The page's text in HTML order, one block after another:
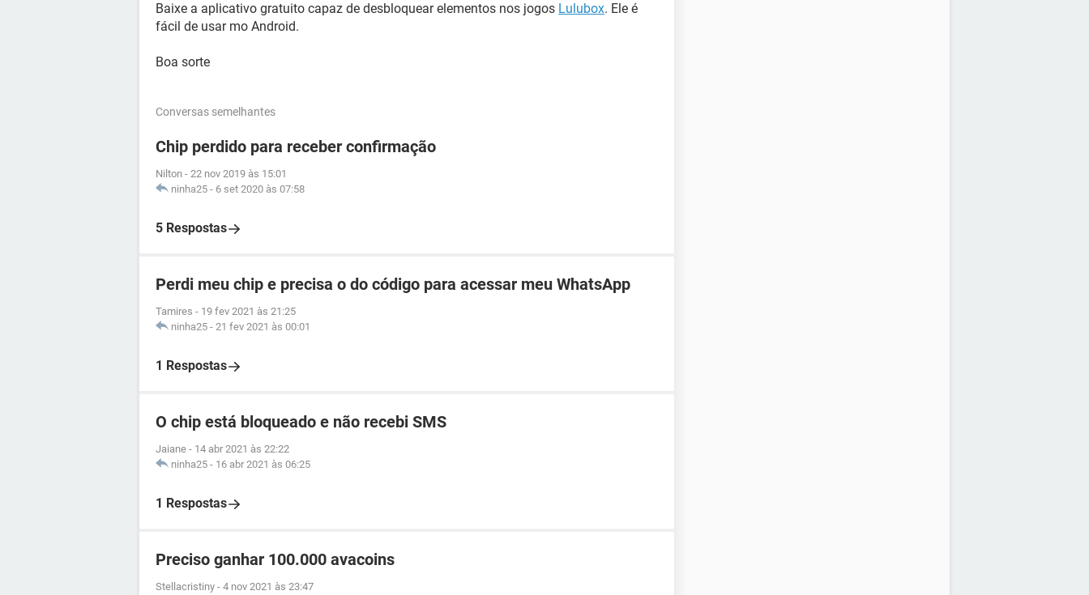
Baixe a aplicativo gratuito capaz de desbloquear elementos nos jogos Lulubox. Ele é
fácil de usar mo Android.
Boa sorte
Conversas semelhantes
Chip perdido para receber confirmação
Nilton - 22 nov 2019 às 15:01
ninha25 - 6 set 2020 às 07:58
5 Respostas
Perdi meu chip e precisa o do código para acessar meu WhatsApp
Tamires - 19 fev 2021 às 21:25
ninha25 - 21 fev 2021 às 00:01
1 Respostas
O chip está bloqueado e não recebi SMS
Jaiane - 14 abr 2021 às 22:22
ninha25 - 16 abr 2021 às 06:25
1 Respostas
Preciso ganhar 100.000 avacoins
Stellacristiny - 4 nov 2021 às 23:47